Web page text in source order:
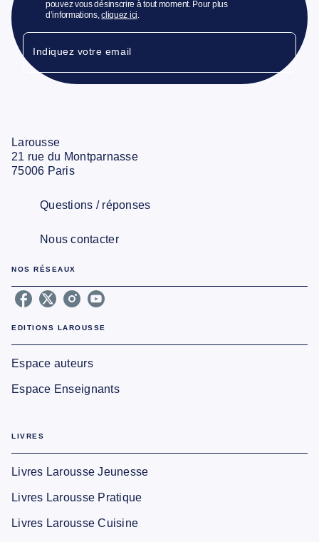
pouvez vous désinscrire à tout moment. Pour plus
d’informations,cliquez ici.
Indiquez votre email
Larousse
21 rue du Montparnasse
75006 Paris
Questions / réponses
Nous contacter
NOS RÉSEAUX
EDITIONS LAROUSSE
Espace auteurs
Espace Enseignants
LIVRES
Livres Larousse Jeunesse
Livres Larousse Pratique
Livres Larousse Cuisine